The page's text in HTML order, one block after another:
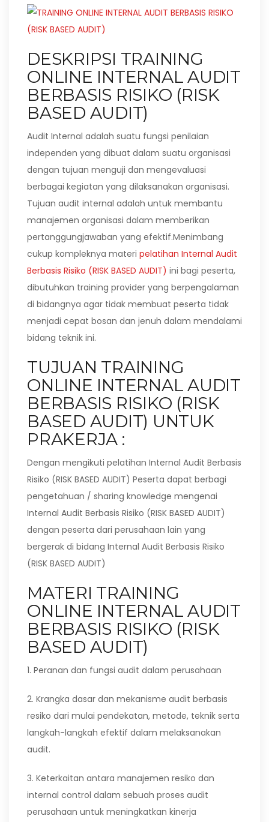
DESKRIPSI TRAINING
ONLINE INTERNAL AUDIT
BERBASIS RISIKO (RISK
BASED AUDIT)
Audit Internal adalah suatu fungsi penilaian
independen yang dibuat dalam suatu organisasi
dengan tujuan menguji dan mengevaluasi
berbagai kegiatan yang dilaksanakan organisasi.
Tujuan audit internal adalah untuk membantu
manajemen organisasi dalam memberikan
pertanggungjawaban yang efektif.Menimbang
cukup kompleknya materi pelatihan Internal Audit
Berbasis Risiko (RISK BASED AUDIT) ini bagi peserta,
dibutuhkan training provider yang berpengalaman
di bidangnya agar tidak membuat peserta tidak
menjadi cepat bosan dan jenuh dalam mendalami
bidang teknik ini.
TUJUAN TRAINING
ONLINE INTERNAL AUDIT
BERBASIS RISIKO (RISK
BASED AUDIT) UNTUK
PRAKERJA :
Dengan mengikuti pelatihan Internal Audit Berbasis
Risiko (RISK BASED AUDIT) Peserta dapat berbagi
pengetahuan / sharing knowledge mengenai
Internal Audit Berbasis Risiko (RISK BASED AUDIT)
dengan peserta dari perusahaan lain yang
bergerak di bidang Internal Audit Berbasis Risiko
(RISK BASED AUDIT)
MATERI TRAINING
ONLINE INTERNAL AUDIT
BERBASIS RISIKO (RISK
BASED AUDIT)
1. Peranan dan fungsi audit dalam perusahaan
2. Krangka dasar dan mekanisme audit berbasis
resiko dari mulai pendekatan, metode, teknik serta
langkah-langkah efektif dalam melaksanakan
audit.
3. Keterkaitan antara manajemen resiko dan
internal control dalam sebuah proses audit
perusahaan untuk meningkatkan kinerja